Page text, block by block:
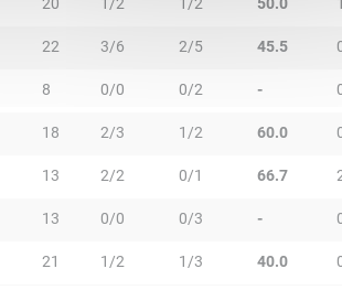
22 3/6 2/5 45.5
8 0/0 0/2 -
18 2/3 1/2 60.0
13 2/2 0/1 66.7
13 0/0 0/3 -
21 1/2 1/3 40.0